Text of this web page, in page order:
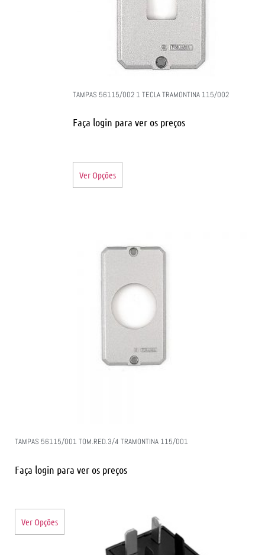
TAMPAS 56115/002 1 TECLA TRAMONTINA 115/002
Faça login para ver os preços
Ver Opções
TAMPAS 56115/001 TOM.RED.3/4 TRAMONTINA 115/001
Faça login para ver os preços
Ver Opções